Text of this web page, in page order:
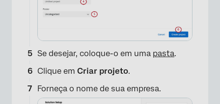
Se desejar, coloque-o em uma pasta.
Clique em Criar projeto.
Forneça o nome de sua empresa.